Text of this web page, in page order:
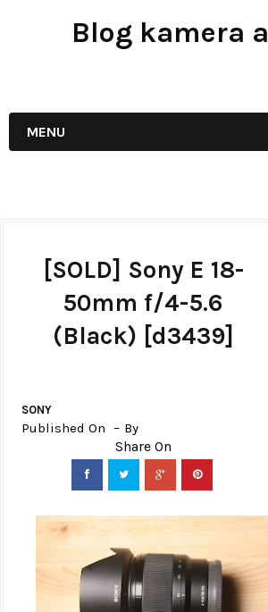
Blog kamera
MENU
[SOLD] Sony E 18-
50mm f/4-5.6
(Black) [d3439]
SONY
Published On By